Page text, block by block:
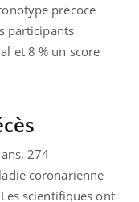
précoce
participants
et 8 % un score
274
coronarienne
scientifiques ont